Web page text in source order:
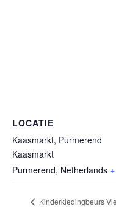
LOCATIE
Kaasmarkt, Purmerend
Kaasmarkt
Purmerend, Netherlands
Kinderkledingbeurs